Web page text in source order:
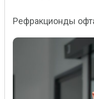
Рефракционды